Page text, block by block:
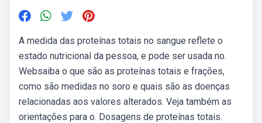
A medida das proteínas totais no sangue reflete o
estado nutricional da pessoa, e pode ser usada no.
Websaiba o que são as proteínas totais e frações,
como são medidas no soro e quais são as doenças
relacionadas aos valores alterados. Veja também as
orientações para o. Dosagens de proteínas totais.